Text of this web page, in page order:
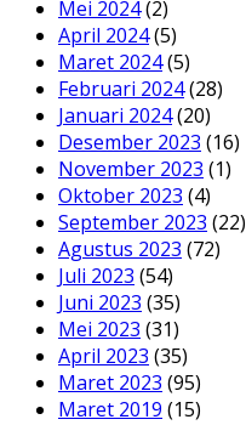
Mei 2024(2)
April 2024(5)
Maret 2024(5)
Februari 2024(28)
Januari 2024(20)
Desember 2023 (16)
November 2023 (1)
Oktober 2023 (4)
September 2023 (22)
Agustus 2023 (72)
Juli 2023 (54)
Juni 2023 (35)
Mei 2023 (31)
April 2023 (35)
Maret 2023 (95)
Maret 2019 (15)